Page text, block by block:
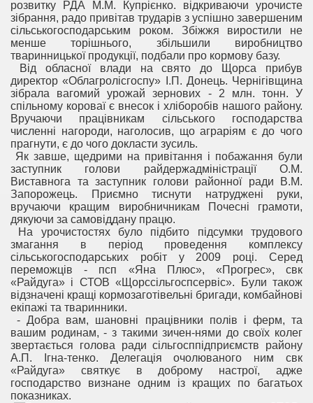
розвитку РДА М.М. Купрієнко. відкриваючи урочисте
зібрання, радо привітав трударів з успішно завершеним
сільськогосподарським роком. Збіжжя виростили не
менше торішнього, збільшили виробництво
тваринницької продукції, подбали про кормову базу.
Від обласної влади на свято до Щорса прибув
директор «Облагролісгоспу» І.П. Донець. Чернігівщина
зібрала вагомий урожай зернових - 2 млн. тонн. У
спільному короваї є внесок і хліборобів нашого району.
Вручаючи працівникам сільського господарства
численні нагороди, наголосив, що аграріям є до чого
прагнути, є до чого докласти зусиль.
Як завше, щедрими на привітання і побажання були
заступник голови райдержадміністрації О.М.
Виставнога та заступник голови районної ради В.М.
Запорожець. Приємно тиснути натруджені руки,
вручаючи кращим виробничникам Почесні грамоти,
дякуючи за самовіддану працю.
На урочистостях було підбито підсумки трудового
змагання в період проведення комплексу
сільськогосподарських робіт у 2009 році. Серед
переможців - псп «Яна Плюс», «Прогрес», свк
«Райдуга» і СТОВ «Щорссільгоспсервіс». Були також
відзначені кращі кормозаготівельні бригади, комбайнові
екіпажі та тваринники.
- Добра вам, шановні працівники полів і ферм, та
вашим родинам, - з такими зичен-нями до своїх колег
звертається голова ради сільгосппідприємств району
А.П. Ігна-тенко. Делегація очолюваного ним свк
«Райдуга» святкує в доброму настрої, адже
господарство визнане одним із кращих по багатьох
показниках.